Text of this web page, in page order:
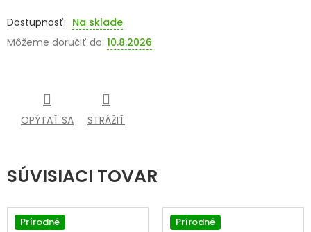
cena:
Na sklade
Môžeme doručiť do: 10.8.2026
OPÝTAŤ SA STRÁŽIŤ
SÚVISIACI TOVAR
Prírodné Prírodné